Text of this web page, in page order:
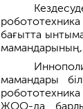
робототехника
бағытта
мамандарының,
мамандары
ЖОО-да